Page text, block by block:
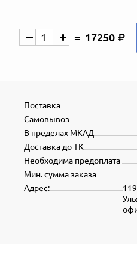
17250
Поставка
Самовывоз
В пределах МКАД
Доставка до ТК
Необходима предоплата
Мин. сумма заказа
Адрес: